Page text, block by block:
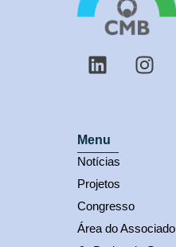
Menu
Notícias
Projetos
Congresso
Área do Associado